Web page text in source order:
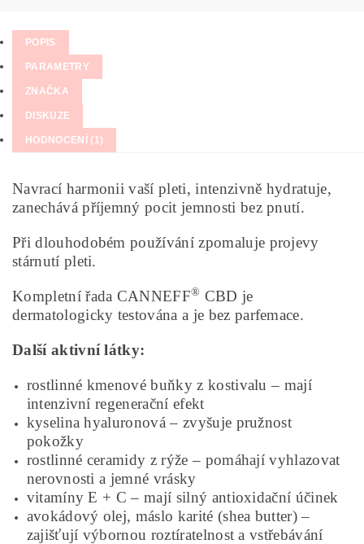
POPIS
PARAMETRY
ZNAČKA
DISKUZE
HODNOCENÍ (1)
Navrací harmonii vaší pleti, intenzivně hydratuje,
zanechává příjemný pocit jemnosti bez pnutí.
Při dlouhodobém používání zpomaluje projevy
stárnutí pleti.
Kompletní řada CANNEFF® CBD je
dermatologicky testována a je bez parfemace.
Další aktivní látky:
rostlinné kmenové buňky z kostivalu – mají
intenzivní regenerační efekt
kyselina hyaluronová – zvyšuje pružnost
pokožky
rostlinné ceramidy z rýže – pomáhají vyhlazovat
nerovnosti a jemné vrásky
vitamíny E + C – mají silný antioxidační účinek
avokádový olej, máslo karité (shea butter) –
zajišťují výbornou roztíratelnost a vstřebávání